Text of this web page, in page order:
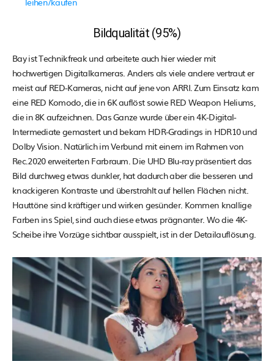
Bildqualität (95%)
Bay ist Technikfreak und arbeitete auch hier wieder mit
hochwertigen Digitalkameras. Anders als viele andere vertraut er
meist auf RED-Kameras, nicht auf jene von ARRI. Zum Einsatz kam
eine RED Komodo, die in 6K auflöst sowie RED Weapon Heliums,
die in 8K aufzeichnen. Das Ganze wurde über ein 4K-Digital-
Intermediate gemastert und bekam HDR-Gradings in HDR10 und
Dolby Vision. Natürlich im Verbund mit einem im Rahmen von
Rec.2020 erweiterten Farbraum. Die UHD Blu-ray präsentiert das
Bild durchweg etwas dunkler, hat dadurch aber die besseren und
knackigeren Kontraste und überstrahlt auf hellen Flächen nicht.
Hauttöne sind kräftiger und wirken gesünder. Kommen knallige
Farben ins Spiel, sind auch diese etwas prägnanter. Wo die 4K-
Scheibe ihre Vorzüge sichtbar ausspielt, ist in der Detailauflösung.